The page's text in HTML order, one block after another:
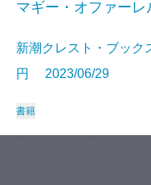
マギー・オファー
新潮クレスト・ブッ
円 2023/06/29
書籍